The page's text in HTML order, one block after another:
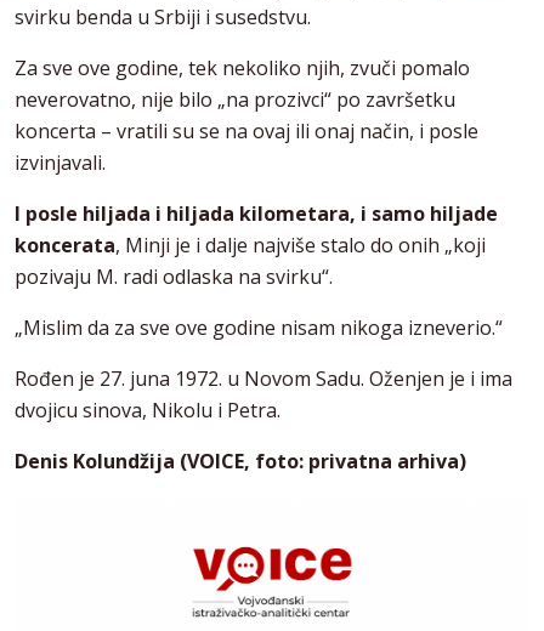
svirku benda u Srbiji i susedstvu.
Za sve ove godine, tek nekoliko njih, zvuči pomalo
neverovatno, nije bilo „na prozivci“ po završetku
koncerta – vratili su se na ovaj ili onaj način, i posle
izvinjavali.
I posle hiljada i hiljada kilometara, i samo hiljade
koncerata, Minji je i dalje najviše stalo do onih „koji
pozivaju M. radi odlaska na svirku“.
„Mislim da za sve ove godine nisam nikoga izneverio.“
Rođen je 27. juna 1972. u Novom Sadu. Oženjen je i ima
dvojicu sinova, Nikolu i Petra.
Denis Kolundžija (VOICE, foto: privatna arhiva)